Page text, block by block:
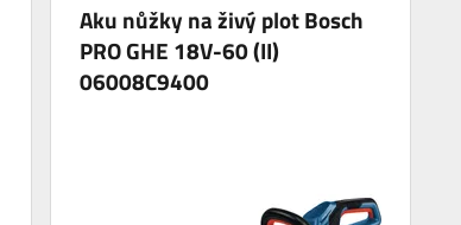
Aku nůžky na živý plot Bosch
PRO GHE 18V-60 (II)
06008C9400